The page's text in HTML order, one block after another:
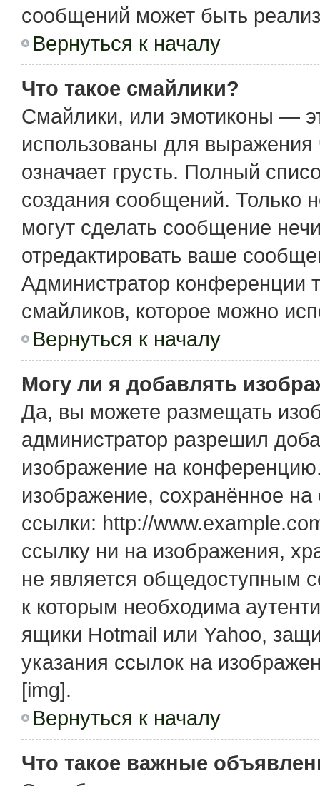
сообщений может быть
Вернуться к началу
Что такое смайлики?
Смайлики, или эмотиконы —
использованы для выражения
означает грусть. Полный
создания сообщений. Только
могут сделать сообщение
отредактировать ваше
Администратор конференции
смайликов, которое можно
Вернуться к началу
Могу ли я добавлять
Да, вы можете размещать
администратор разрешил
изображение на
изображение, сохранённое
ссылки: http://
ссылку ни на изображения,
не является общедоступным
к которым необходима
ящики Hotmail или Yahoo,
указания ссылок на
[img].
Вернуться к началу
Что такое важные